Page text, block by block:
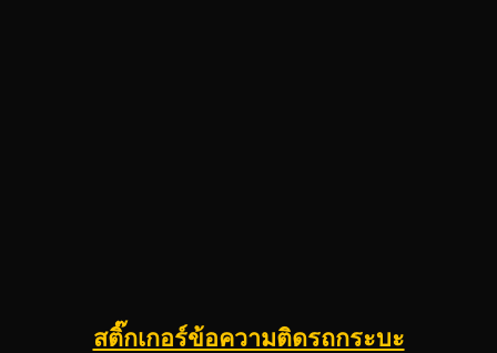
สติ๊กเกอร์ข้อความติดรถกระบะ